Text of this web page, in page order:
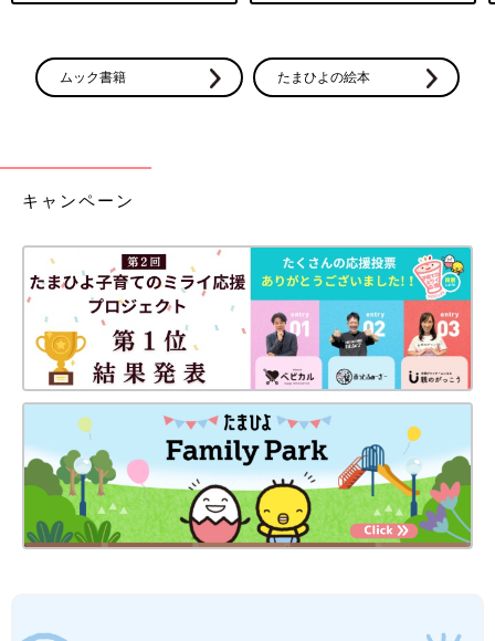
ムック書籍 たまひよの絵本
キャンペーン